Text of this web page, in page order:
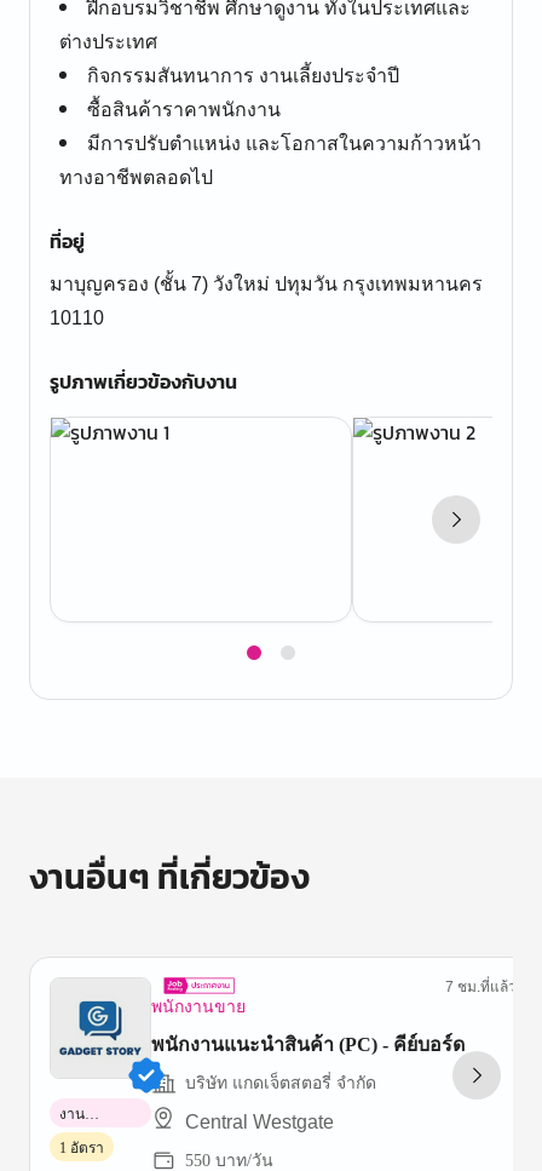
ฝึกอบรมวิชาชีพ ศึกษาดูงาน ทั้งในประเทศและ
ต่างประเทศ
กิจกรรมสันทนาการ งานเลี้ยงประจำปี
ซื้อสินค้าราคาพนักงาน
มีการปรับตำแหน่ง และโอกาสในความก้าวหน้า
ทางอาชีพตลอดไป
ที่อยู่
มาบุญครอง (ชั้น 7) วังใหม่ ปทุมวัน กรุงเทพมหานคร
10110
รูปภาพเกี่ยวข้องกับงาน
งานอื่นๆ ที่เกี่ยวข้อง
พนักงานขาย
7 ชม.ที่แล้ว
พนักงานแนะนำสินค้า (PC) - คีย์บอร์ด
บริษัท แกดเจ็ตสตอรี่ จำกัด
Central Westgate
550 บาท/วัน
งาน
พาร์ทไทม์
1 อัตรา